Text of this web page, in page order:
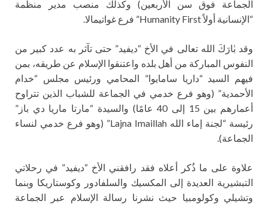
الجماعة فوق سن الأربعين) وكذلك منصب مدير منظمة
“الإنسانية أولاً Humanity First” فرع غواتيمالا.
وقد بٰارَكَ الله تعالى في الأخ “ديفيد” حتى تآثر به عدد كبير من
النفوس المباركة من أهل بلده واعتنقوا الإسلام عن طريقه، بمن
فيهم السيد “داريا سامايوا” المحامي ورئيس مجلس “خدام
الأحمدية” (وهو فرع خدمي في الجماعة للشباب الذين تتراوح
أعمارهم بين 15 إلى 40 عامًا) والسيدة “مارتا ماريا دي باز”
رئيسة “لجنة إماء الله Lajna Imaillah” (وهو فرع خدمي لنساء
الجماعة).
علاوة على ما ذُكر أعلاه فقد رافقني الأخ “ديفيد” في رحلاتي
التبشيرية العديدة إلى المكسيك والسلفادور وكوستاريكا وبنما
وتشيلي وكولومبيا حيث نشرنا رسالة الإسلام عبر الجماعة